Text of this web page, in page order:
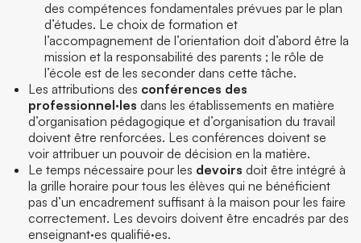
des compétences fondamentales prévues par le plan
d’études. Le choix de formation et
l’accompagnement de l’orientation doit d’abord être la
mission et la responsabilité des parents ; le rôle de
l’école est de les seconder dans cette tâche.
Les attributions des conférences des
professionnel·les dans les établissements en matière
d’organisation pédagogique et d’organisation du travail
doivent être renforcées. Les conférences doivent se
voir attribuer un pouvoir de décision en la matière.
Le temps nécessaire pour les devoirs doit être intégré à
la grille horaire pour tous les élèves qui ne bénéficient
pas d’un encadrement suffisant à la maison pour les faire
correctement. Les devoirs doivent être encadrés par des
enseignant·es qualifié·es.